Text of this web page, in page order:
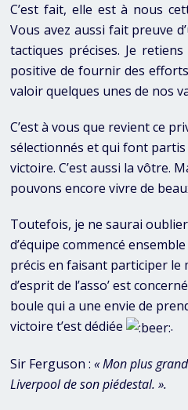
C’est fait, elle est à nous
Vous avez aussi fait preuve
tactiques précises. Je
positive de fournir des
valoir quelques unes de nos
C’est à vous que revient ce
sélectionnés et qui font partis
victoire. C’est aussi la vôtre.
pouvons encore vivre de
Toutefois, je ne saurai
d’équipe commencé
précis en faisant participer le
d’esprit de l’asso’ est
boule qui a une envie de
victoire t’est dédiée
.
Sir Ferguson : « Mon plus
Liverpool de son piédestal. ».